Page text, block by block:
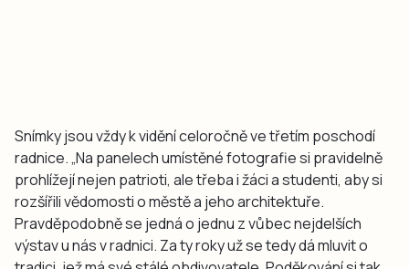
Snímky jsou vždy k vidění celoročně ve třetím poschodí
radnice. „Na panelech umístěné fotografie si pravidelně
prohlížejí nejen patrioti, ale třeba i žáci a studenti, aby si
rozšířili vědomosti o městě a jeho architektuře.
Pravděpodobně se jedná o jednu z vůbec nejdelších
výstav u nás v radnici. Za ty roky už se tedy dá mluvit o